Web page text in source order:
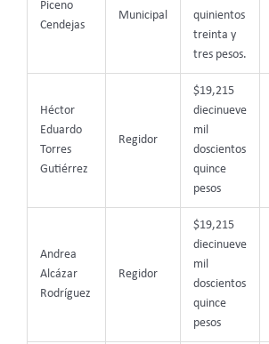
Piceno
Cendejas
Municipal
quinientos
treinta y
tres pesos.
Héctor
Eduardo
Torres
Gutiérrez
Regidor
$19,215
diecinueve
mil
doscientos
quince
pesos
Andrea
Alcázar
Rodríguez
Regidor
$19,215
diecinueve
mil
doscientos
quince
pesos